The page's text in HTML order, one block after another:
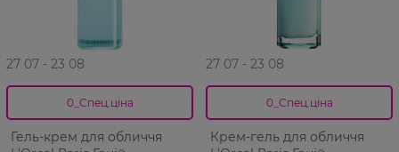
27 07 - 23 08
0_Спец.ціна
Гель-крем для обличчя
27 07 - 23 08
0_Спец.ціна
Крем-гель для обличчя